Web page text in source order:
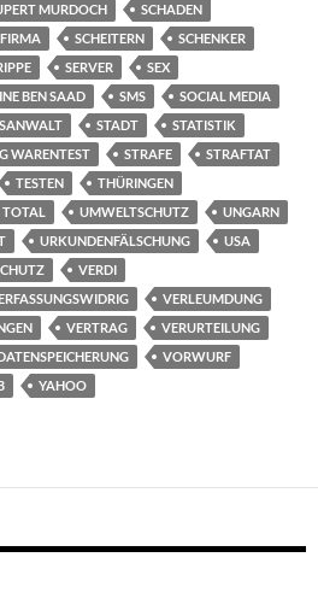
MURDOCH
SCHADEN
SCHEITERN
SCHENKER
SERVER
SEX
BEN SAAD SMS
SOCIAL MEDIA
STADT
STATISTIK
WARENTEST STRAFE
STRAFTAT
TESTEN
THÜRINGEN
TOTAL UMWELTSCHUTZ
UNGARN
URKUNDENFÄLSCHUNG
USA
VERDI
VERLEUMDUNG
VERTRAG
VERURTEILUNG
VORWURF
YAHOO